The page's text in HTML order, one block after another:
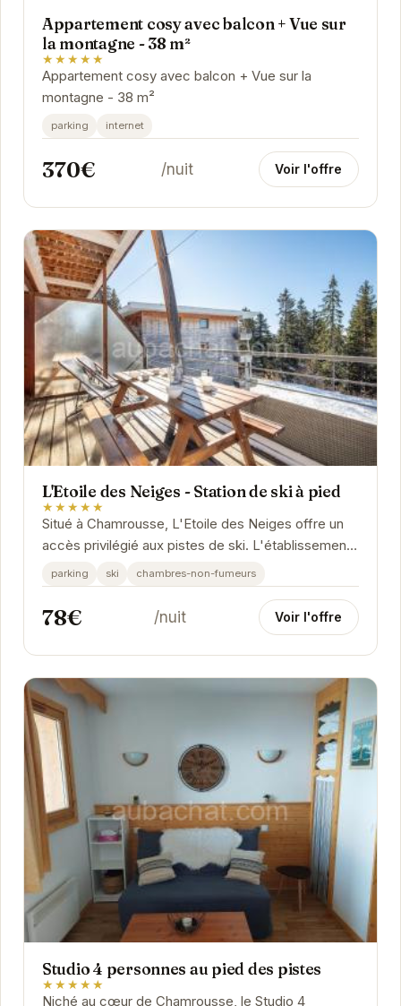
Appartement cosy avec balcon + Vue sur
la montagne - 38 m²
★★★★★
Appartement cosy avec balcon + Vue sur la
montagne - 38 m²
parking internet
370€ /nuit Voir l'offre
L'Etoile des Neiges - Station de ski à pied
★★★★★
Situé à Chamrousse, L'Etoile des Neiges offre un
accès privilégié aux pistes de ski. L'établissement
propose des hébergements confortables et...
parking ski chambres-non-fumeurs
78€ /nuit Voir l'offre
Studio 4 personnes au pied des pistes
★★★★★
Niché au cœur de Chamrousse, le Studio 4